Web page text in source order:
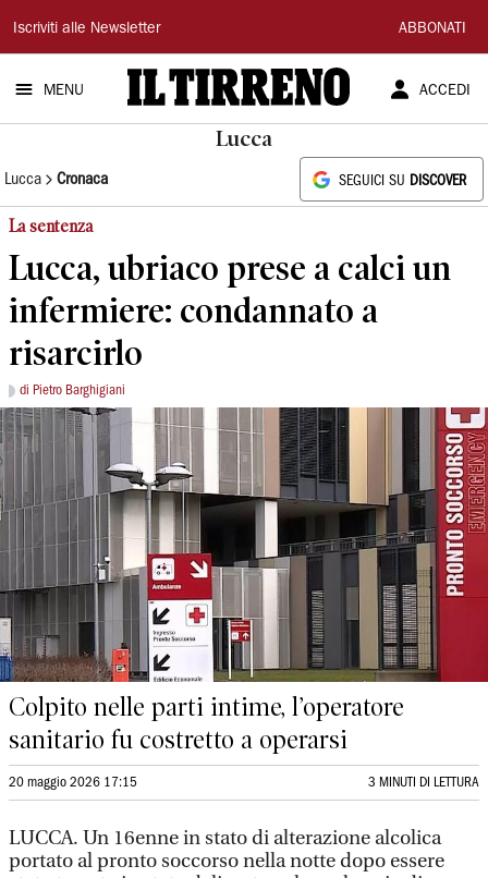
Il
Tirreno
Iscriviti alle Newsletter ABBONATI
MENU ACCEDI
Lucca
Lucca Cronaca SEGUICI SU DISCOVER
La sentenza
Lucca, ubriaco prese a calci un
infermiere: condannato a
risarcirlo
di Pietro Barghigiani
Colpito nelle parti intime, l’operatore
sanitario fu costretto a operarsi
20 maggio 2026 17:15 3 MINUTI DI LETTURA
LUCCA. Un 16enne in stato di alterazione alcolica
portato al pronto soccorso nella notte dopo essere